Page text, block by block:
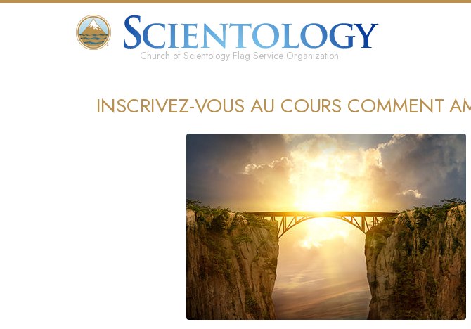
Church of Scientology Flag Service Organization
INSCRIVEZ-VOUS AU COURS COMMENT